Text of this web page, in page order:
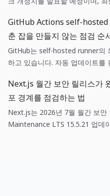
를 같은 신호로 취급하지 않고,
하는 것이 작은 팀의 운영 판단에
GitHub Actions self-hosted
춘 잡을 만들지 않는 점검 순
GitHub는 self-hosted runner의
하고 있습니다. 자동 업데이트를
에 수동으로 갱신해야 합니다.
실행 가능 여부를 따로 점검해야
Next.js 월간 보안 릴리스가
포 경계를 점검하는 법
Next.js는 2026년 7월 월간 보
Maintenance LTS 15.5.21 업데